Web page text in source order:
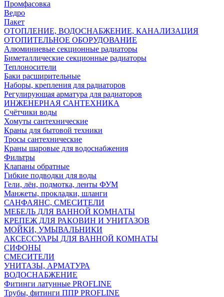
Промфасовка
Ведро
Пакет
ОТОПЛЕНИЕ, ВОДОСНАБЖЕНИЕ, КАНАЛИЗАЦИЯ
ОТОПИТЕЛЬНОЕ ОБОРУДОВАНИЕ
Алюминиевые секционные радиаторы
Биметаллические секционные радиаторы
Теплоносители
Баки расширительные
Наборы, крепления для радиаторов
Регулирующая арматура для радиаторов
ИНЖЕНЕРНАЯ САНТЕХНИКА
Счётчики воды
Хомуты сантехнические
Краны для бытовой техники
Тросы сантехнические
Краны шаровые для водоснабжения
Фильтры
Клапаны обратные
Гибкие подводки для воды
Гели, лён, подмотка, ленты ФУМ
Манжеты, прокладки, шланги
САНФАЯНС, СМЕСИТЕЛИ
МЕБЕЛЬ ДЛЯ ВАННОЙ КОМНАТЫ
КРЕПЕЖ ДЛЯ РАКОВИН И УНИТАЗОВ
МОЙКИ, УМЫВАЛЬНИКИ
АКСЕССУАРЫ ДЛЯ ВАННОЙ КОМНАТЫ
СИФОНЫ
СМЕСИТЕЛИ
УНИТАЗЫ, АРМАТУРА
ВОДОСНАБЖЕНИЕ
Фитинги латунные PROFLINE
Трубы, фитинги ППР PROFLINE